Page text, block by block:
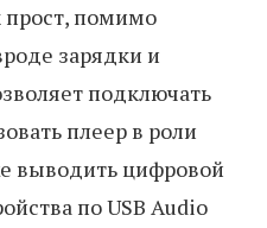
прост, помимо
зарядки и
подключать
плеер в роли
выводить цифровой
по USB Audio